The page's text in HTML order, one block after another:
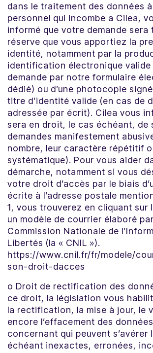
dans le traitement des données
personnel qui incombe a Cilea,
informé que votre demande sera
réserve que vous apportiez la
identité, notamment par la
identification électronique valide
demande par notre formulaire
dédié) ou d’une photocopie
titre d’identité valide (en cas de
adressée par écrit). Cilea vous
sera en droit, le cas échéant, de
demandes manifestement
nombre, leur caractère répétitif
systématique). Pour vous aider
démarche, notamment si vous
votre droit d’accès par le biais
écrite à l’adresse postale
1, vous trouverez en cliquant sur
un modèle de courrier élaboré
Commission Nationale de
Libertés (la « CNIL »).
https://www.cnil.fr/fr/modele/
son-droit-dacces
o Droit de rectification des
ce droit, la législation vous
la rectification, la mise à jour, le
encore l’effacement des
concernant qui peuvent s’avérer
échéant inexactes, erronées,